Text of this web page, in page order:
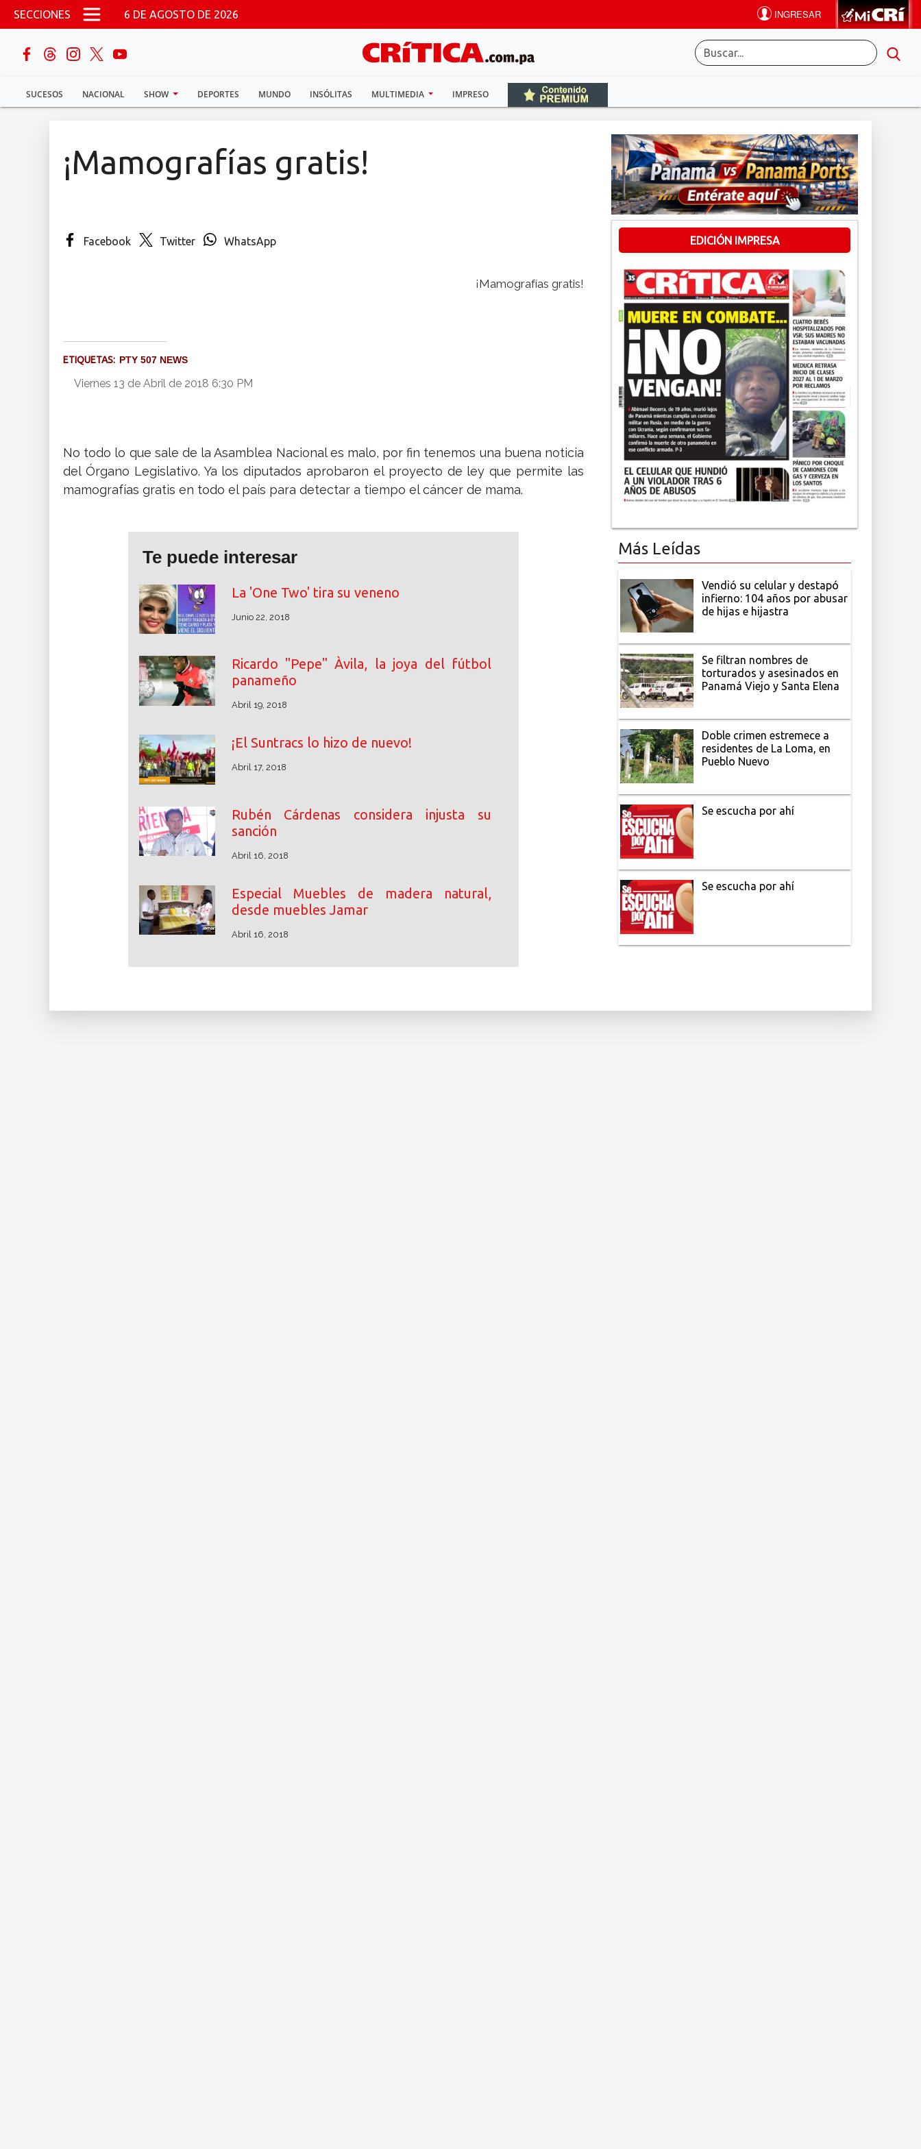
Pasar al contenido principal
SECCIONES 6 DE AGOSTO DE 2026
SUCESOS NACIONAL SHOW DEPORTES MUNDO INSÓLITAS MULTIMEDIA IMPRESO
buscar
Sucesos
¡Mamografías gratis!
Facebook Twitter WhatsApp
¡Mamografías gratis!
ETIQUETAS: PTY 507 NEWS
Viernes 13 de Abril de 2018 6:30 PM
No todo lo que sale de la Asamblea Nacional es malo, por fin tenemos una buena noticia
del Órgano Legislativo. Ya los diputados aprobaron el proyecto de ley que permite las
mamografías gratis en todo el país para detectar a tiempo el cáncer de mama.
Te puede interesar
La 'One Two' tira su veneno
Junio 22, 2018
Ricardo "Pepe" Àvila, la joya del fútbol
panameño
Abril 19, 2018
¡El Suntracs lo hizo de nuevo!
Abril 17, 2018
Rubén Cárdenas considera injusta su
sanción
Abril 16, 2018
Especial Muebles de madera natural,
desde muebles Jamar
Abril 16, 2018
EDICIÓN IMPRESA
Más Leídas
Vendió su celular y destapó
infierno: 104 años por abusar
de hijas e hijastra
Se filtran nombres de
torturados y asesinados en
Panamá Viejo y Santa Elena
Doble crimen estremece a
residentes de La Loma, en
Pueblo Nuevo
Se escucha por ahí
Se escucha por ahí